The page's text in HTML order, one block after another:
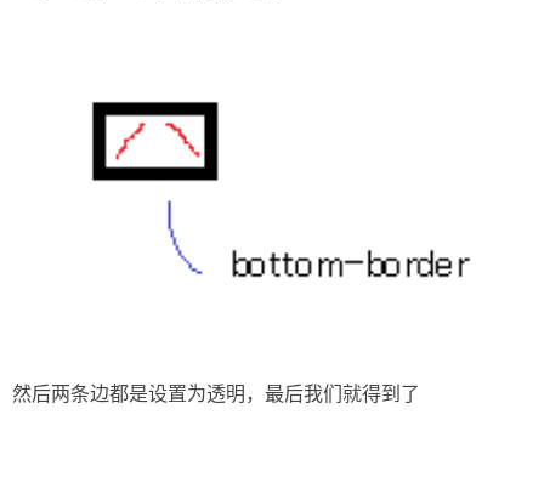
然后两条边都是设置为透明，最后我们就得到了